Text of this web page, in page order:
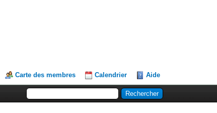
Carte des membres Calendrier Aide